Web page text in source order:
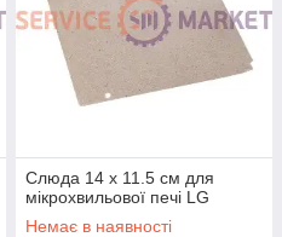
Слюда 14 x 11.5 см для
мікрохвильової печі LG
Немає в наявності